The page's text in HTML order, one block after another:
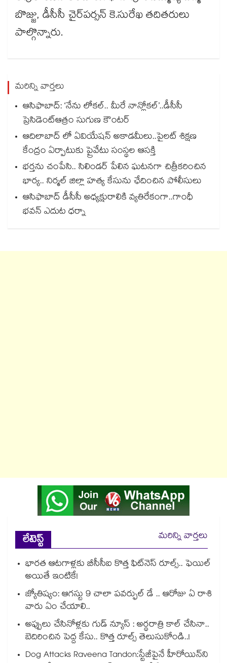
బొజ్జు, డీసీసీ చైర్​పర్సన్​ కె.సురేఖ తదితరులు
పాల్గొన్నారు.
మరిన్ని వార్తలు
ఆసిఫాబాద్: ‘నేను లోకల్.. మీరే నాన్లోకల్’..డీసీసీ
ప్రెసిడెంట్ఆత్రం సుగుణ కౌంటర్
ఆదిలాబాద్ లో ఏవియేషన్ అకాడమీలు..పైలట్ శిక్షణ
కేంద్రం ఏర్పాటుకు ప్రైవేటు సంస్థల ఆసక్తి
భర్తను చంపేసి.. సిలిండర్ పేలిన ఘటనగా చిత్రీకరించిన
భార్య.. నిర్మల్ జిల్లా హత్య కేసును ఛేదించిన పోలీసులు
ఆసిఫాబాద్ డీసీసీ అధ్యక్షురాలికి వ్యతిరేకంగా..గాంధీ
భవన్ ఎదుట ధర్నా
లేటెస్ట్
మరిన్ని వార్తలు
భారత ఆటగాళ్లకు బీసీసీఐ కొత్త ఫిట్‌నెస్ రూల్స్.. ఫెయిల్
అయితే ఇంటికే!
జ్యోతిష్యం: ఆగస్టు 9 చాలా పవర్ఫుల్ డే .. ఆరోజు ఏ రాశి
వారు ఏం చేయాలి..
అప్పులు చేసినోళ్లకు గుడ్ న్యూస్ : అర్థరాత్రి కాల్ చేసినా..
బెదిరించిన పెద్ద కేసు.. కొత్త రూల్స్ తెలుసుకోండి..!
Dog Attacks Raveena Tandon:స్టేజీపైనే హీరోయిన్⁬ని